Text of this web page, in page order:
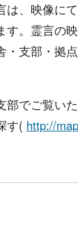
、映像に
す。霊言の
・支部・拠
でご覧いた
す( http://